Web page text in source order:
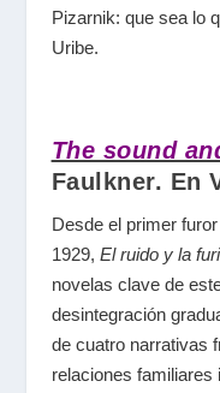
Pizarnik: que sea lo
Uribe.
The sound
Faulkner. En
Desde el primer
1929, El ruido y la
novelas clave de
desintegración
de cuatro narrativas
relaciones familiares